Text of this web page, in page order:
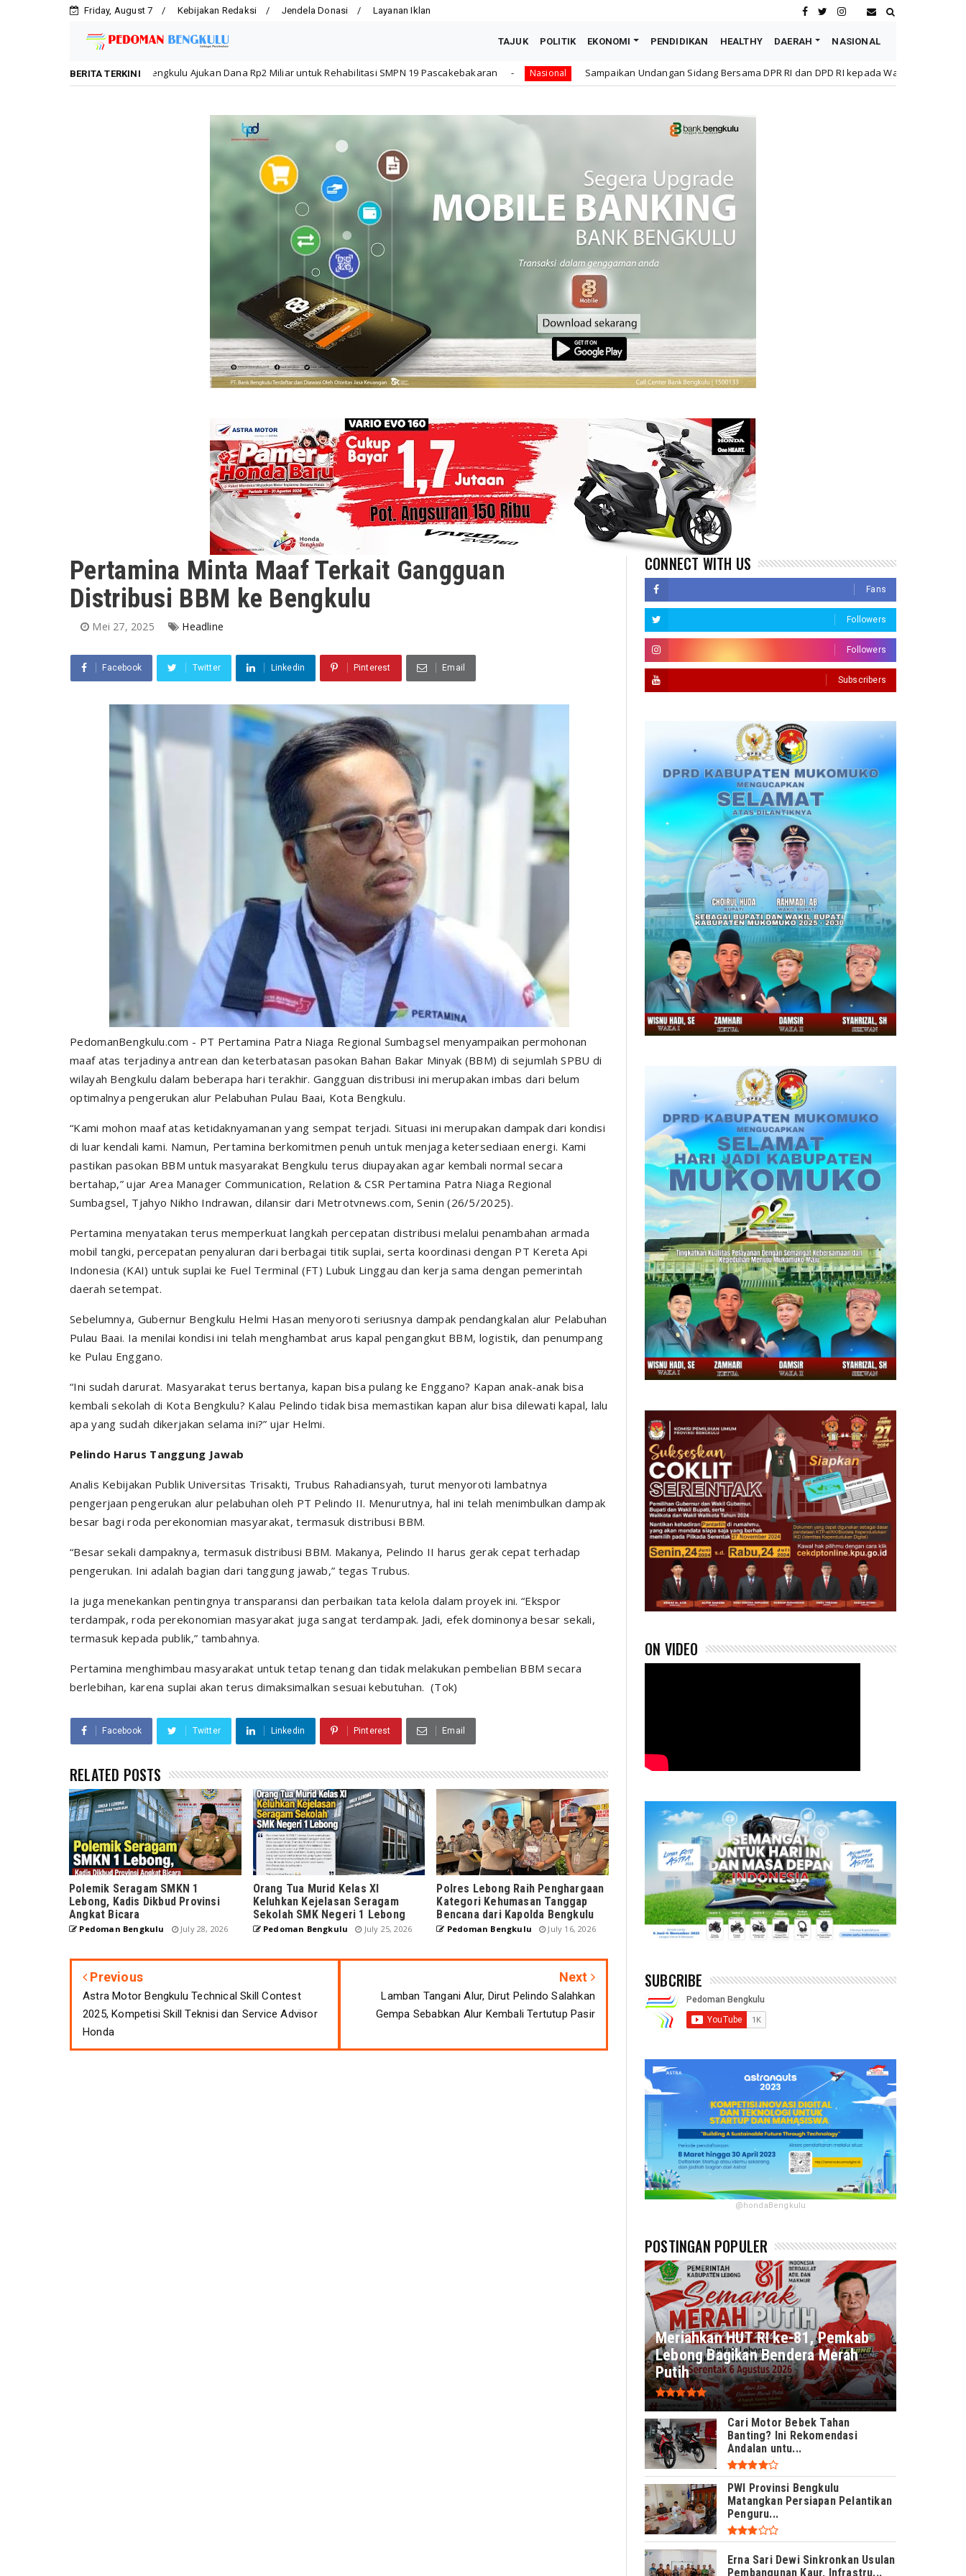
Friday, August 7 Kebijakan Redaksi Jendela Donasi Layanan Iklan
TAJUK POLITIK EKONOMI PENDIDIKAN HEALTHY DAERAH NASIONAL
BERITA TERKINI
Kota Bengkulu Ajukan Dana Rp2 Miliar untuk Rehabilitasi SMPN 19 Pascakebakaran Nasional Sampaikan Undangan Sidang Bersama DPR RI dan DPD RI kepada Wapres Boediono, Sultan: Beliau Tokoh
Pertamina Minta Maaf Terkait Gangguan
Distribusi BBM ke Bengkulu
Mei 27, 2025 Headline
Facebook Twitter Linkedin Pinterest Email
PedomanBengkulu.com - PT Pertamina Patra Niaga Regional Sumbagsel menyampaikan permohonan
maaf atas terjadinya antrean dan keterbatasan pasokan Bahan Bakar Minyak (BBM) di sejumlah SPBU di
wilayah Bengkulu dalam beberapa hari terakhir. Gangguan distribusi ini merupakan imbas dari belum
optimalnya pengerukan alur Pelabuhan Pulau Baai, Kota Bengkulu.
“Kami mohon maaf atas ketidaknyamanan yang sempat terjadi. Situasi ini merupakan dampak dari kondisi
di luar kendali kami. Namun, Pertamina berkomitmen penuh untuk menjaga ketersediaan energi. Kami
pastikan pasokan BBM untuk masyarakat Bengkulu terus diupayakan agar kembali normal secara
bertahap,” ujar Area Manager Communication, Relation & CSR Pertamina Patra Niaga Regional
Sumbagsel, Tjahyo Nikho Indrawan, dilansir dari Metrotvnews.com, Senin (26/5/2025).
Pertamina menyatakan terus memperkuat langkah percepatan distribusi melalui penambahan armada
mobil tangki, percepatan penyaluran dari berbagai titik suplai, serta koordinasi dengan PT Kereta Api
Indonesia (KAI) untuk suplai ke Fuel Terminal (FT) Lubuk Linggau dan kerja sama dengan pemerintah
daerah setempat.
Sebelumnya, Gubernur Bengkulu Helmi Hasan menyoroti seriusnya dampak pendangkalan alur Pelabuhan
Pulau Baai. Ia menilai kondisi ini telah menghambat arus kapal pengangkut BBM, logistik, dan penumpang
ke Pulau Enggano.
“Ini sudah darurat. Masyarakat terus bertanya, kapan bisa pulang ke Enggano? Kapan anak-anak bisa
kembali sekolah di Kota Bengkulu? Kalau Pelindo tidak bisa memastikan kapan alur bisa dilewati kapal, lalu
apa yang sudah dikerjakan selama ini?” ujar Helmi.
Pelindo Harus Tanggung Jawab
Analis Kebijakan Publik Universitas Trisakti, Trubus Rahadiansyah, turut menyoroti lambatnya
pengerjaan pengerukan alur pelabuhan oleh PT Pelindo II. Menurutnya, hal ini telah menimbulkan dampak
besar bagi roda perekonomian masyarakat, termasuk distribusi BBM.
“Besar sekali dampaknya, termasuk distribusi BBM. Makanya, Pelindo II harus gerak cepat terhadap
pengerukan. Ini adalah bagian dari tanggung jawab,” tegas Trubus.
Ia juga menekankan pentingnya transparansi dan perbaikan tata kelola dalam proyek ini. “Ekspor
terdampak, roda perekonomian masyarakat juga sangat terdampak. Jadi, efek dominonya besar sekali,
termasuk kepada publik,” tambahnya.
Pertamina menghimbau masyarakat untuk tetap tenang dan tidak melakukan pembelian BBM secara
berlebihan, karena suplai akan terus dimaksimalkan sesuai kebutuhan. (Tok)
Facebook Twitter Linkedin Pinterest Email
RELATED POSTS
Polemik Seragam SMKN 1
Lebong, Kadis Dikbud Provinsi
Angkat Bicara
Pedoman Bengkulu July 28, 2026
Orang Tua Murid Kelas XI
Keluhkan Kejelasan Seragam
Sekolah SMK Negeri 1 Lebong
Pedoman Bengkulu July 25, 2026
Polres Lebong Raih Penghargaan
Kategori Kehumasan Tanggap
Bencana dari Kapolda Bengkulu
Pedoman Bengkulu July 16, 2026
Previous
Astra Motor Bengkulu Technical Skill Contest
2025, Kompetisi Skill Teknisi dan Service Advisor
Honda
Next
Lamban Tangani Alur, Dirut Pelindo Salahkan
Gempa Sebabkan Alur Kembali Tertutup Pasir
CONNECT WITH US
Fans
Followers
Followers
Subscribers
ON VIDEO
SUBCRIBE
@hondaBengkulu
POSTINGAN POPULER
Meriahkan HUT RI ke-81, Pemkab
Lebong Bagikan Bendera Merah
Putih
Cari Motor Bebek Tahan
Banting? Ini Rekomendasi
Andalan untu...
PWI Provinsi Bengkulu
Matangkan Persiapan Pelantikan
Penguru...
Erna Sari Dewi Sinkronkan Usulan
Pembangunan Kaur, Infrastru...